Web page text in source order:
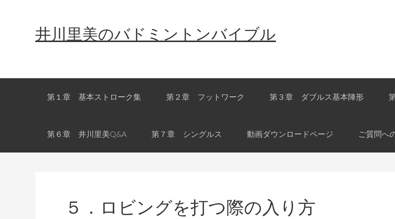
井川里美のバドミントンバイブル
navigation第１章 基本ストローク集 第２章 フットワーク 第３章 ダブルス基本陣形
第６章 井川里美Q&A 第７章 シングルス 動画ダウンロードページ ご質問へ
５．ロビングを打つ際の入り方